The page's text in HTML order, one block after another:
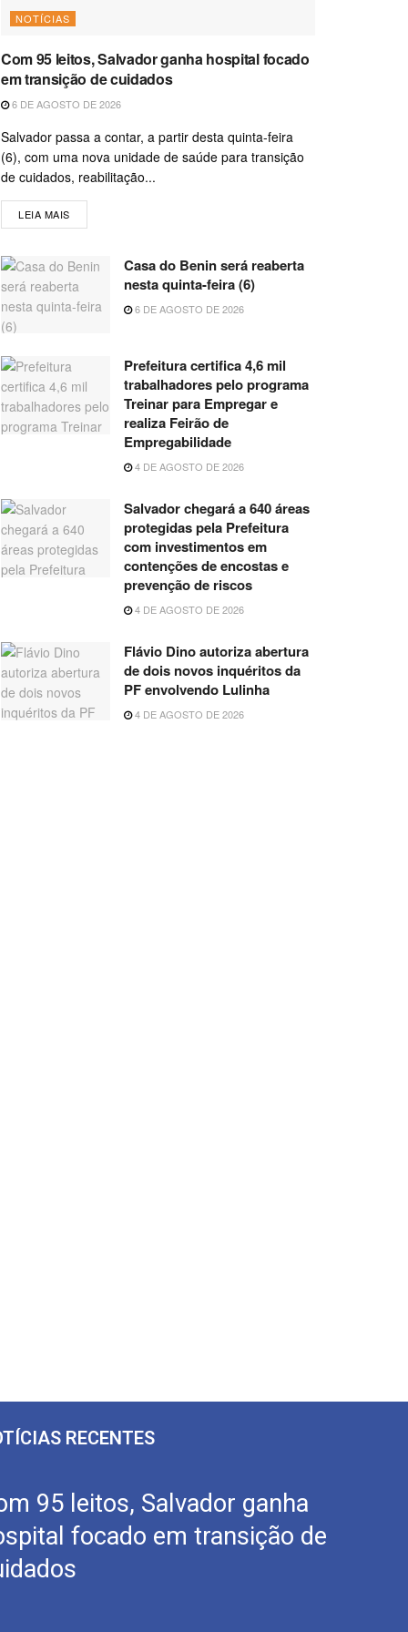
NOTÍCIAS
Com 95 leitos, Salvador ganha hospital focado
em transição de cuidados
6 DE AGOSTO DE 2026
Salvador passa a contar, a partir desta quinta-feira
(6), com uma nova unidade de saúde para transição
de cuidados, reabilitação...
LEIA MAIS
Casa do Benin será reaberta
nesta quinta-feira (6)
6 DE AGOSTO DE 2026
Prefeitura certifica 4,6 mil
trabalhadores pelo programa
Treinar para Empregar e
realiza Feirão de
Empregabilidade
4 DE AGOSTO DE 2026
Salvador chegará a 640 áreas
protegidas pela Prefeitura
com investimentos em
contenções de encostas e
prevenção de riscos
4 DE AGOSTO DE 2026
Flávio Dino autoriza abertura
de dois novos inquéritos da
PF envolvendo Lulinha
4 DE AGOSTO DE 2026
RECENTES
95 leitos, Salvador ganha
focado em transição de